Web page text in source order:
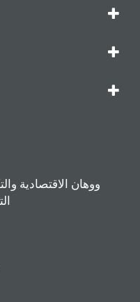
ووهان الاقتصادية